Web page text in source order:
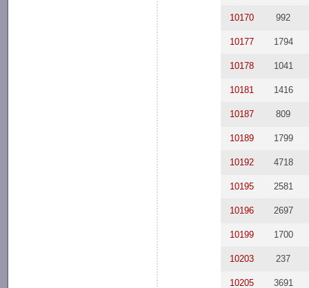
10170 992
10177 1794
10178 1041
10181 1416
10187 809
10189 1799
10192 4718
10195 2581
10196 2697
10199 1700
10203 237
10205 3691